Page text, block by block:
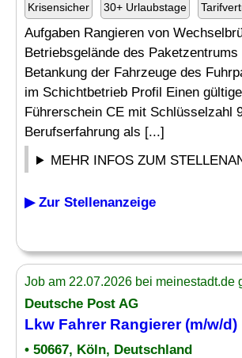
Krisensicher 30+ Urlaubstage
Aufgaben Rangieren von
Betriebsgelände des Paketzentrums
Betankung der Fahrzeuge des
im Schichtbetrieb Profil Einen
Führerschein CE mit Schlüsselzahl
Berufserfahrung als [...]
MEHR INFOS ZUM
▶ Zur Stellenanzeige
Job am 22.07.2026 bei meinestadt.de
Deutsche Post AG
Lkw Fahrer Rangierer(m/w/d)
• 50667, Köln, Deutschland